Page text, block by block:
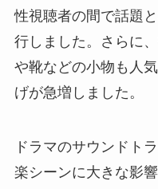
性視聴者の間で話題
行しました。さらに
や靴などの小物も人
げが急増しました。
ドラマのサウンドト
楽シーンに大きな影